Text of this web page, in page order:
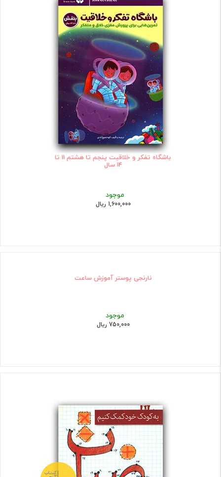
باشگاه تفکر و خلاقیت پنجم تا هشتم 11 تا
14 سال
موجود
1,600,000 ریال
نارنجی پوستر آموزش ساعت
موجود
750,000 ریال